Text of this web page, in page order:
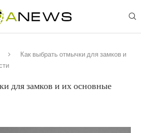
Как выбрать отмычки для замков и
для замков и их основные